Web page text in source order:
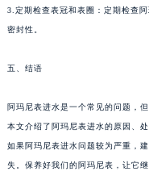
3.定期检查表冠和表圈：定期检查
密封性。
五、结语
阿玛尼表进水是一个常见的问题，
本文介绍了阿玛尼表进水的原因、
如果阿玛尼表进水问题较为严重，
失。保养好我们的阿玛尼表，让它